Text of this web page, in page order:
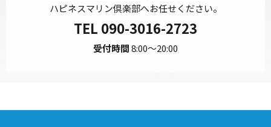
ハピネスマリン倶楽部へお任せください。
TEL 090-3016-2723
受付時間8:00～20:00